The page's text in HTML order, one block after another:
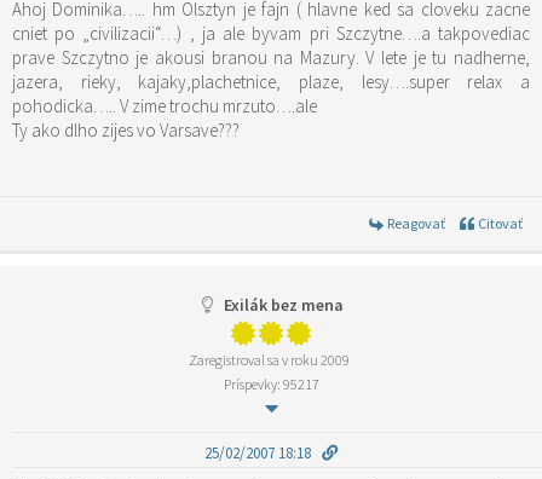
Ahoj Dominika….. hm Olsztyn je fajn ( hlavne ked sa cloveku zacne
cniet po „civilizacii“…) , ja ale byvam pri Szczytne….a takpovediac
prave Szczytno je akousi branou na Mazury. V lete je tu nadherne,
jazera, rieky, kajaky,plachetnice, plaze, lesy….super relax a
pohodicka….. V zime trochu mrzuto….ale
Ty ako dlho zijes vo Varsave???
Reagovať Citovať
Exilák bez mena
Zaregistroval sa v roku 2009
Príspevky: 95217
25/02/2007 18:18